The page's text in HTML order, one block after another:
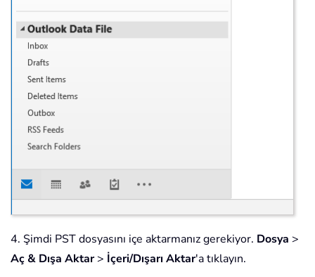
4. Şimdi PST dosyasını içe aktarmanız gerekiyor. Dosya >
Aç & Dışa Aktar> İçeri/Dışarı Aktar'a tıklayın.